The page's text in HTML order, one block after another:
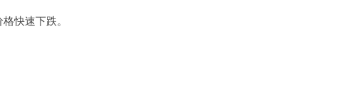
快速下跌。